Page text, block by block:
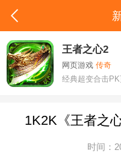
王者之心2
网页游戏传奇
经典超变合击
1K2K《王者之
时间：